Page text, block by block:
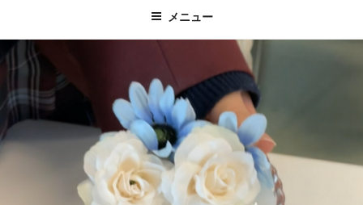
キ
プ
メニュー